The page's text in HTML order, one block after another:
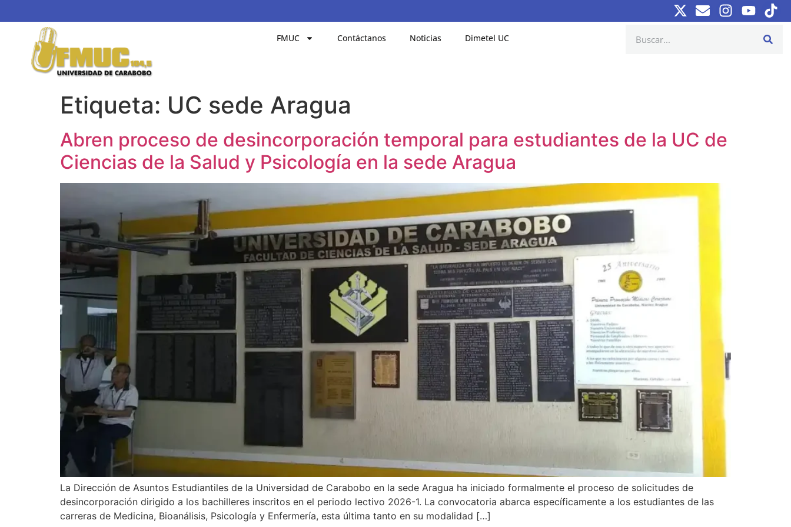
FMUC Contáctanos Noticias Dimetel UC
Etiqueta: UC sede Aragua
Abren proceso de desincorporación temporal para estudiantes de la UC de
Ciencias de la Salud y Psicología en la sede Aragua
La Dirección de Asuntos Estudiantiles de la Universidad de Carabobo en la sede Aragua ha iniciado formalmente el proceso de solicitudes de
desincorporación dirigido a los bachilleres inscritos en el periodo lectivo 2026-1. La convocatoria abarca específicamente a los estudiantes de las
carreras de Medicina, Bioanálisis, Psicología y Enfermería, esta última tanto en su modalidad […]